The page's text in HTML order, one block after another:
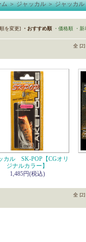
ム＞ジャッカル＞ジャッカ
を変更] ・おすすめ順 ・価格順 ・
全 [2]
カル SK-POP【CGオリ
ジナルカラー】
1,485円(税込)
全 [2]